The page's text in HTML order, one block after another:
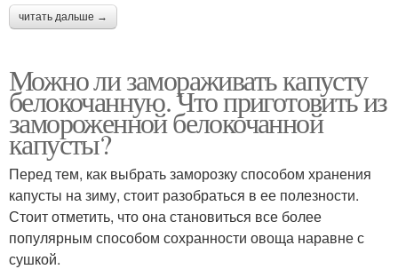
читать дальше →
Можно ли замораживать капусту
белокочанную. Что приготовить из
замороженной белокочанной
капусты?
Перед тем, как выбрать заморозку способом хранения
капусты на зиму, стоит разобраться в ее полезности.
Стоит отметить, что она становиться все более
популярным способом сохранности овоща наравне с
сушкой.